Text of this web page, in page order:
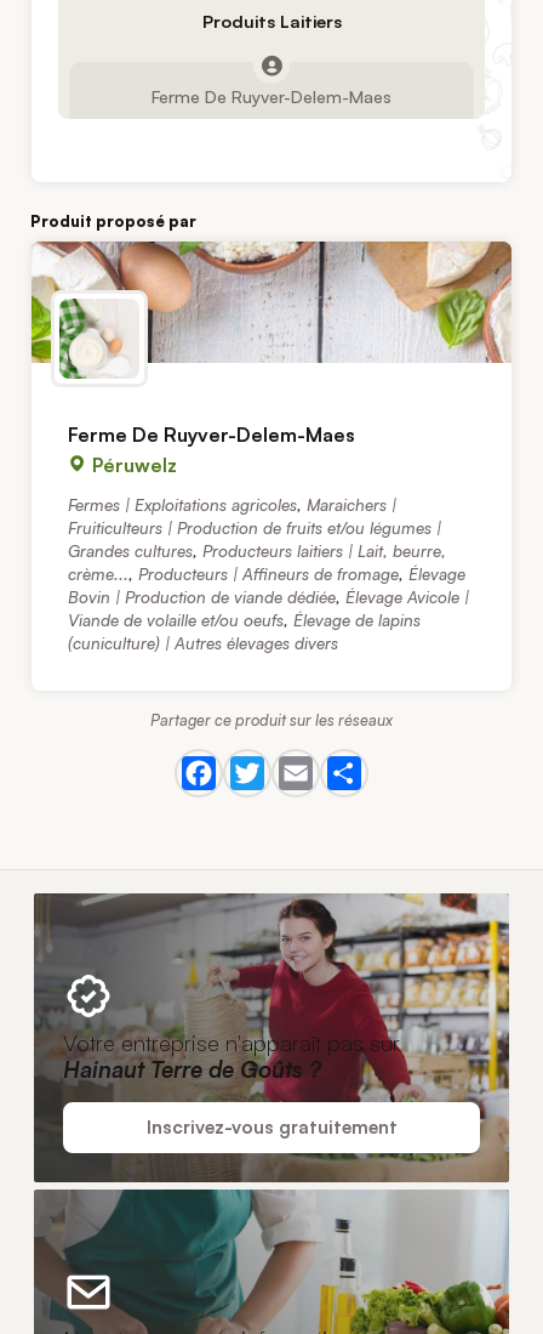
Produits Laitiers
Ferme De Ruyver-Delem-Maes
Produit proposé par
Ferme De Ruyver-Delem-Maes
Péruwelz
Fermes | Exploitations agricoles, Maraichers |
Fruiticulteurs | Production de fruits et/ou légumes |
Grandes cultures, Producteurs laitiers | Lait, beurre,
crème..., Producteurs | Affineurs de fromage, Élevage
Bovin | Production de viande dédiée, Élevage Avicole |
Viande de volaille et/ou oeufs, Élevage de lapins
(cuniculture) | Autres élevages divers
Partager ce produit sur les réseaux
Votre entreprise n'apparaît pas sur
Hainaut Terre de Goûts ?
Inscrivez-vous gratuitement